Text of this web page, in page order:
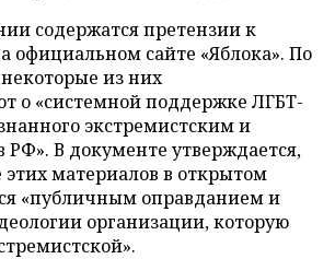
содержатся претензии к
официальном сайте «Яблока». По
из них
о «системной поддержке ЛГБТ-
экстремистским и
В документе утверждается,
этих материалов в открытом
«публичным оправданием и
организации, которую